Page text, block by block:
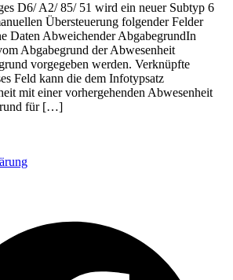
D6/ A2/ 85/ 51 wird ein neuer Subtyp 6
Übersteuerung folgender Felder
Daten Abweichender AbgabegrundIn
Abgabegrund der Abwesenheit
vorgegeben werden. Verknüpfte
Feld kann die dem Infotypsatz
mit einer vorhergehenden Abwesenheit
für […]